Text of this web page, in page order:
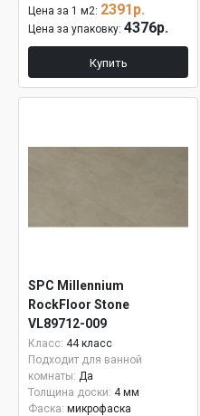
Цена за 1 м2: 2391р.
Цена за упаковку: 4376р.
Купить
SPC Millennium
RockFloor Stone
VL89712-009
Класс: 44 класс
Подходит для ванной
комнаты: Да
Толщина доски: 4 мм
Фаска: микрофаска